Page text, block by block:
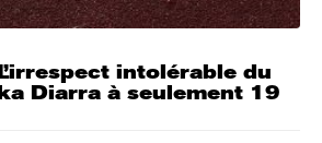
intolérable du
Diarra à seulement 19